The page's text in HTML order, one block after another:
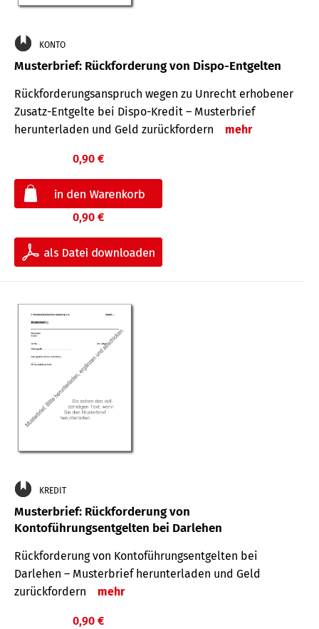
KONTO
Musterbrief: Rückforderung von Dispo-Entgelten
Rückforderungsanspruch wegen zu Unrecht erhobener
Zusatz-Entgelte bei Dispo-Kredit – Musterbrief
herunterladen und Geld zurückfordern
mehr
0,90 €
0,90 €
KREDIT
Musterbrief: Rückforderung von
Kontoführungsentgelten bei Darlehen
Rückforderung von Kontoführungsentgelten bei
Darlehen – Musterbrief herunterladen und Geld
zurückfordern
mehr
0,90 €